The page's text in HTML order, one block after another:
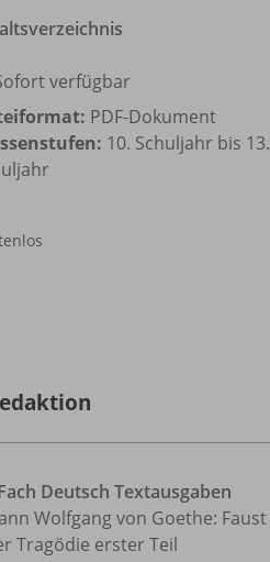
verfügbar
PDF-Dokument
10. Schuljahr bis 13.
Deutsch Textausgaben
Wolfgang von Goethe: Faust
Tragödie erster Teil